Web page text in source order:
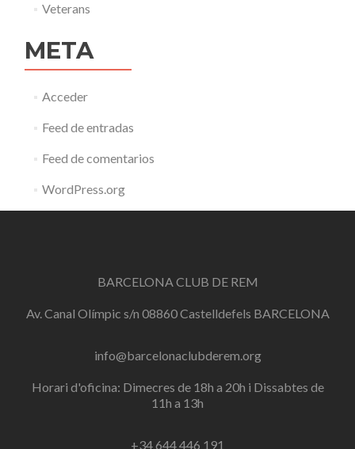
Veterans
META
Acceder
Feed de entradas
Feed de comentarios
WordPress.org
BARCELONA CLUB DE REM
Av. Canal Olímpic s/n 08860 Castelldefels BARCELONA
info@barcelonaclubderem.org
Horari d'oficina: Dimecres de 18h a 20h i Dissabtes de
11h a 13h
+34 644 446 191